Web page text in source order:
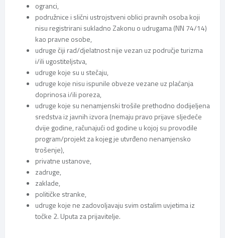
ogranci,
podružnice i slični ustrojstveni oblici pravnih osoba koji
nisu registrirani sukladno Zakonu o udrugama (NN 74/14)
kao pravne osobe,
udruge čiji rad/djelatnost nije vezan uz područje turizma
i/ili ugostiteljstva,
udruge koje su u stečaju,
udruge koje nisu ispunile obveze vezane uz plaćanja
doprinosa i/ili poreza,
udruge koje su nenamjenski trošile prethodno dodijeljena
sredstva iz javnih izvora (nemaju pravo prijave sljedeće
dvije godine, računajući od godine u kojoj su provodile
program/projekt za kojeg je utvrđeno nenamjensko
trošenje),
privatne ustanove,
zadruge,
zaklade,
političke stranke,
udruge koje ne zadovoljavaju svim ostalim uvjetima iz
točke 2. Uputa za prijavitelje.